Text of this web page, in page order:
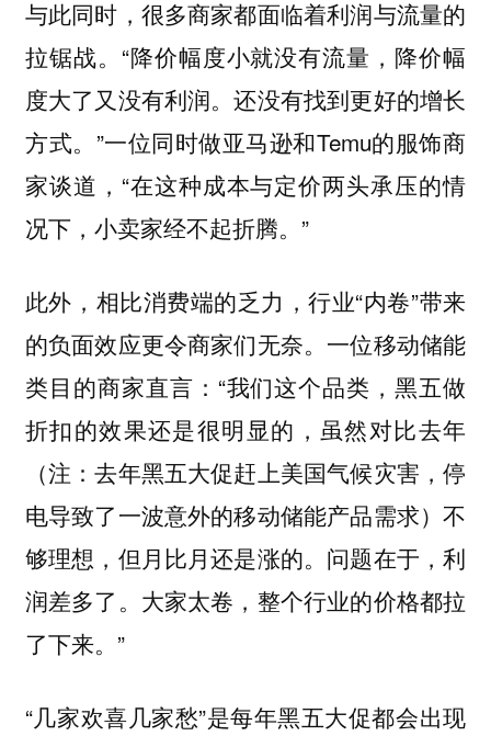
与此同时，很多商家都面临着利润与流量的
拉锯战。“降价幅度小就没有流量，降价幅
度大了又没有利润。还没有找到更好的增长
方式。”一位同时做亚马逊和Temu的服饰商
家谈道，“在这种成本与定价两头承压的情
况下，小卖家经不起折腾。”
此外，相比消费端的乏力，行业“内卷”带来
的负面效应更令商家们无奈。一位移动储能
类目的商家直言：“我们这个品类，黑五做
折扣的效果还是很明显的，虽然对比去年
（注：去年黑五大促赶上美国气候灾害，停
电导致了一波意外的移动储能产品需求）不
够理想，但月比月还是涨的。问题在于，利
润差多了。大家太卷，整个行业的价格都拉
了下来。”
“几家欢喜几家愁”是每年黑五大促都会出现